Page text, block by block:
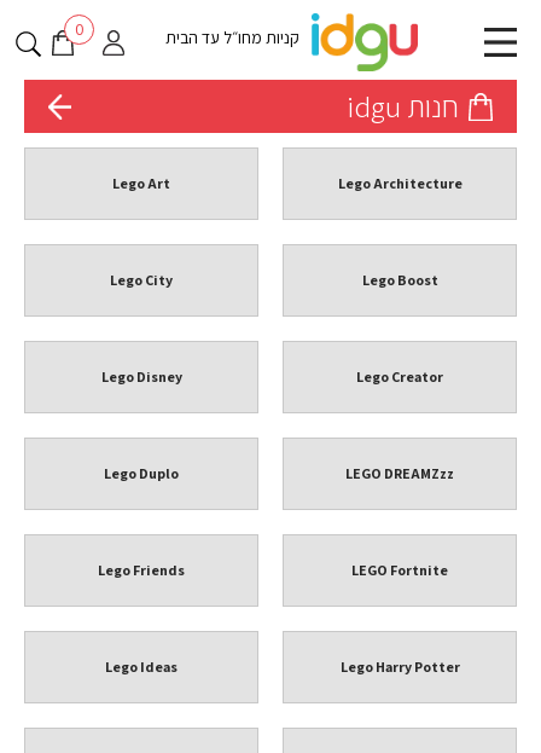
קניות מחו״ל עד הבית 0
חנות idgu
Lego Architecture
Lego Art
Lego Boost
Lego City
Lego Creator
Lego Disney
LEGO DREAMZzz
Lego Duplo
LEGO Fortnite
Lego Friends
Lego Harry Potter
Lego Ideas